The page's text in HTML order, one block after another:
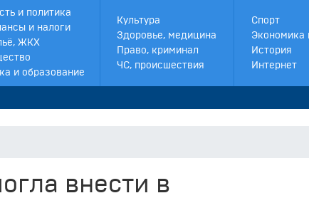
и политика
и налоги
ЖКХ
и образование
Культура
Здоровье, медицина
Право, криминал
ЧС, происшествия
Спорт
Экономика
История
Интернет
внести в